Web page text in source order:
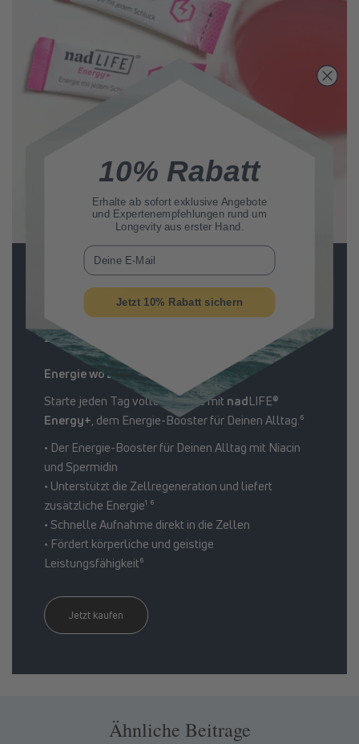
PASSEND DAZU
nadLIFE
Energie wo Du sie brauchst.
Starte jeden Tag voller Energie mit nadLIFE®
Energy+, dem Energie-Booster für Deinen Alltag.⁶
• Der Energie-Booster für Deinen Alltag mit Niacin
und Spermidin
• Unterstützt die Zellregeneration und liefert
zusätzliche Energie¹ ⁶
• Schnelle Aufnahme direkt in die Zellen
• Fördert körperliche und geistige
Leistungsfähigkeit⁶
Jetzt kaufen
Ähnliche Beitrage
10% Rabatt
Erhalte ab sofortexklusive Angebote
und Expertenempfehlungen rund um
Longevity aus erster Hand.
E-Mail
Jetzt 10% Rabatt sichern